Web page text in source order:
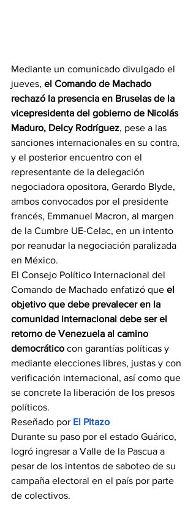
Mediante un comunicado divulgado el
jueves, el Comando de Machado
rechazó la presencia en Bruselas de la
vicepresidenta del gobierno de Nicolás
Maduro, Delcy Rodríguez, pese a las
sanciones internacionales en su contra,
y el posterior encuentro con el
representante de la delegación
negociadora opositora, Gerardo Blyde,
ambos convocados por el presidente
francés, Emmanuel Macron, al margen
de la Cumbre UE-Celac, en un intento
por reanudar la negociación paralizada
en México.
El Consejo Político Internacional del
Comando de Machado enfatizó que el
objetivo que debe prevalecer en la
comunidad internacional debe ser el
retorno de Venezuela al camino
democrático con garantías políticas y
mediante elecciones libres, justas y con
verificación internacional, así como que
se concrete la liberación de los presos
políticos.
Reseñado por El Pitazo
Durante su paso por el estado Guárico,
logró ingresar a Valle de la Pascua a
pesar de los intentos de saboteo de su
campaña electoral en el país por parte
de colectivos.